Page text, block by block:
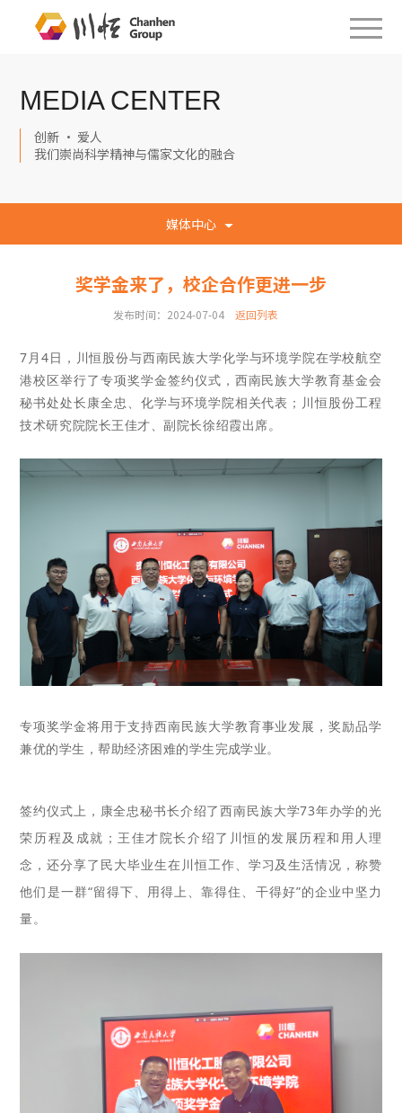
MEDIA CENTER
创新 · 爱人
我们崇尚科学精神与儒家文化的融合
媒体中心
奖学金来了，校企合作更进一步
发布时间：2024-07-04 返回列表
7月4日，川恒股份与西南民族大学化学与环境学院在学校航空
港校区举行了专项奖学金签约仪式，西南民族大学教育基金会
秘书处处长康全忠、化学与环境学院相关代表；川恒股份工程
技术研究院院长王佳才、副院长徐绍霞出席。
专项奖学金将用于支持西南民族大学教育事业发展，奖励品学
兼优的学生，帮助经济困难的学生完成学业。
签约仪式上，康全忠秘书长介绍了西南民族大学73年办学的光
荣历程及成就；王佳才院长介绍了川恒的发展历程和用人理
念，还分享了民大毕业生在川恒工作、学习及生活情况，称赞
他们是一群“留得下、用得上、靠得住、干得好”的企业中坚力
量。